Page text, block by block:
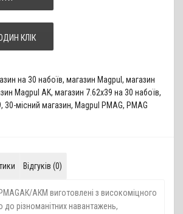
КЛІК
на 30 набоїв, магазин Magpul , магазин
Magpul AK, магазин 7.62х39 на 30 набоїв,
, 30-місний магазин, Magpul PMAG, PMAG
Відгуків (0)
АКМ виготовлені з високоміцного
до різноманітних навантажень,